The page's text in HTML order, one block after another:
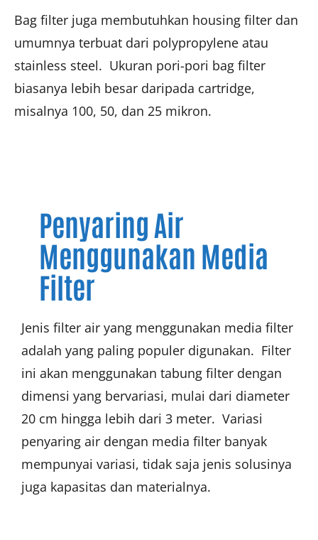
Bag filter juga membutuhkan housing filter dan
umumnya terbuat dari polypropylene atau
stainless steel. Ukuran pori-pori bag filter
biasanya lebih besar daripada cartridge,
misalnya 100, 50, dan 25 mikron.
Penyaring Air
Menggunakan Media
Filter
Jenis filter air yang menggunakan media filter
adalah yang paling populer digunakan. Filter
ini akan menggunakan tabung filter dengan
dimensi yang bervariasi, mulai dari diameter
20 cm hingga lebih dari 3 meter. Variasi
penyaring air dengan media filter banyak
mempunyai variasi, tidak saja jenis solusinya
juga kapasitas dan materialnya.